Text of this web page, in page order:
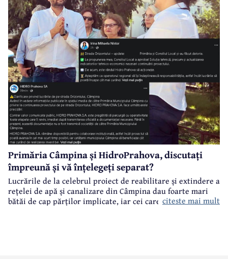
Primăria Câmpina și HidroPrahova, discutați
împreună și vă înțelegeți separat?
Lucrările de la celebrul proiect de reabilitare și extindere a
rețelei de apă și canalizare din Câmpina dau foarte mari
bătăi de cap părților implicate, iar cei care suferă sunt
citeste mai mult